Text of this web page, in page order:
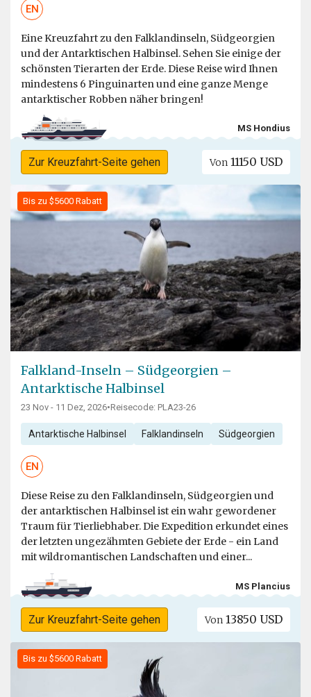
EN
Eine Kreuzfahrt zu den Falklandinseln, Südgeorgien
und der Antarktischen Halbinsel. Sehen Sie einige der
schönsten Tierarten der Erde. Diese Reise wird Ihnen
mindestens 6 Pinguinarten und eine ganze Menge
antarktischer Robben näher bringen!
MS Hondius
Zur Kreuzfahrt-Seite gehen Von 11150 USD
Bis zu $5600 Rabatt
Falkland-Inseln – Südgeorgien –
Antarktische Halbinsel
23 Nov - 11 Dez, 2026•Reisecode: PLA23-26
Antarktische Halbinsel Falklandinseln Südgeorgien
EN
Diese Reise zu den Falklandinseln, Südgeorgien und
der antarktischen Halbinsel ist ein wahr gewordener
Traum für Tierliebhaber. Die Expedition erkundet eines
der letzten ungezähmten Gebiete der Erde - ein Land
mit wildromantischen Landschaften und einer...
MS Plancius
Zur Kreuzfahrt-Seite gehen Von 13850 USD
Bis zu $5600 Rabatt